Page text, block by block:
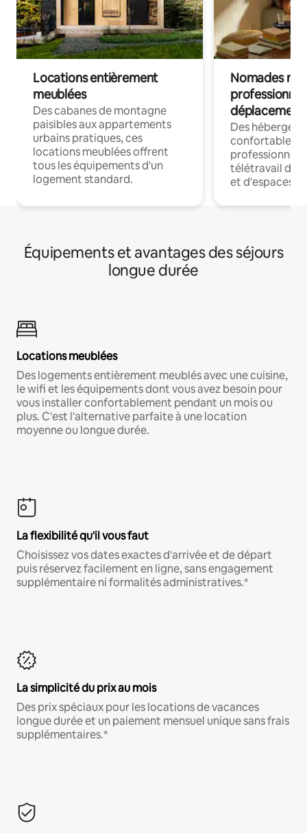
Locations entièrement
meublées
Des cabanes de montagne
paisibles aux appartements
urbains pratiques, ces
locations meublées offrent
tous les équipements d'un
logement standard.
Nomades
déplacement
Des
confortables
professionnels
télétravail
et d'espaces
Équipements et avantages des séjours
longue durée
Locations meublées
Des logements entièrement meublés avec une cuisine,
le wifi et les équipements dont vous avez besoin pour
vous installer confortablement pendant un mois ou
plus. C'est l'alternative parfaite à une location
moyenne ou longue durée.
La flexibilité qu'il vous faut
Choisissez vos dates exactes d'arrivée et de départ
puis réservez facilement en ligne, sans engagement
supplémentaire ni formalités administratives.*
La simplicité du prix au mois
Des prix spéciaux pour les locations de vacances
longue durée et un paiement mensuel unique sans frais
supplémentaires.*